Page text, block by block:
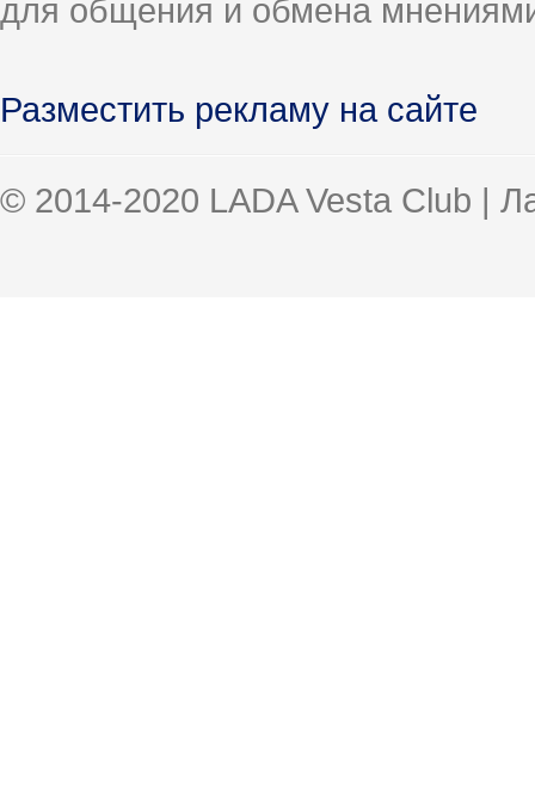
для общения и обмена
Разместить рекламу на сайте
© 2014-2020 LADA Vesta Club |